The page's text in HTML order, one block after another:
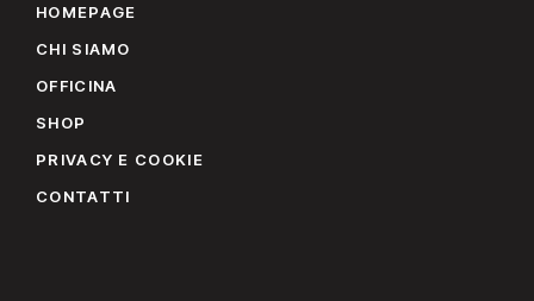
HOMEPAGE
CHI SIAMO
OFFICINA
SHOP
PRIVACY E COOKIE
CONTATTI